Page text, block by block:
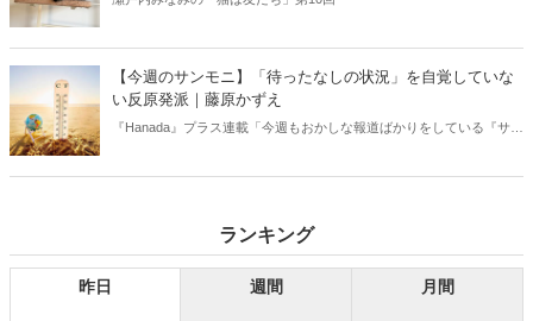
【今週のサンモニ】「待ったなしの状況」を自覚していな
い反原発派｜藤原かずえ
『Hanada』プラス連載「今週もおかしな報道ばかりをしている『サン
ランキング
昨日 週間 月間